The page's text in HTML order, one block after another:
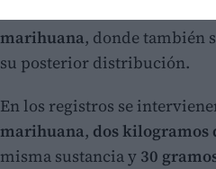
marihuana, donde también
su posterior distribución.
En los registros se
marihuana, dos kilogramos
misma sustancia y 30